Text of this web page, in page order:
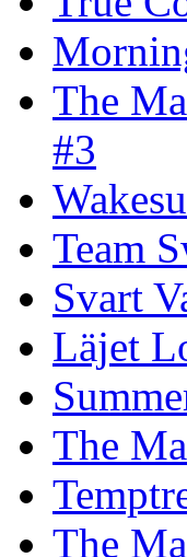
The
#3
Team
Svart
Läjet
The
The